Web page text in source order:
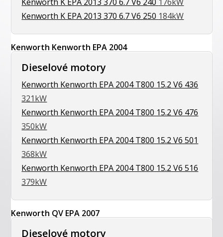
Kenworth K EPA 2013 370 6.7 V6 250 184kW
Kenworth Kenworth EPA 2004
Dieselové motory
Kenworth Kenworth EPA 2004 T800 15.2 V6 436
321kW
Kenworth Kenworth EPA 2004 T800 15.2 V6 476
350kW
Kenworth Kenworth EPA 2004 T800 15.2 V6 501
368kW
Kenworth Kenworth EPA 2004 T800 15.2 V6 516
379kW
Kenworth QV EPA 2007
Dieselové motory